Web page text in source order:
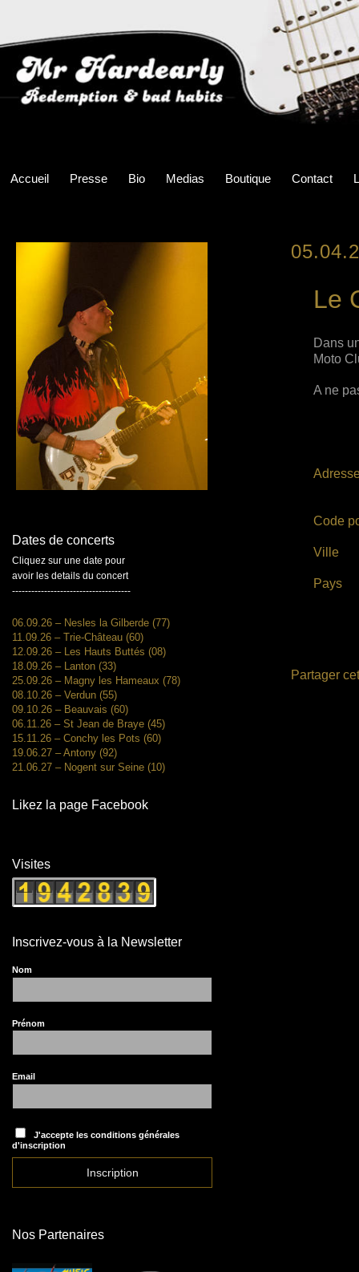
Accueil Presse Bio Medias Boutique Contact
Le
Dans
Moto
A ne
Code
Ville
Pays
Partager
Dates de concerts
Cliquez sur une date pour
avoir les details du concert
-------------------------------------
06.09.26 – Nesles la Gilberde (77)
11.09.26 – Trie-Château (60)
12.09.26 – Les Hauts Buttés (08)
18.09.26 – Lanton (33)
25.09.26 – Magny les Hameaux (78)
08.10.26 – Verdun (55)
09.10.26 – Beauvais (60)
06.11.26 – St Jean de Braye (45)
15.11.26 – Conchy les Pots (60)
19.06.27 – Antony (92)
21.06.27 – Nogent sur Seine (10)
Likez la page Facebook
Visites
Inscrivez-vous à la Newsletter
Nom
Prénom
Email
J'accepte les conditions générales
d'inscription
Nos Partenaires